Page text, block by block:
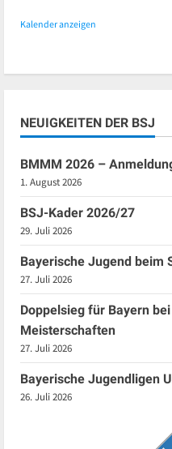
Kalender anzeigen
NEUIGKEITEN DER BSJ
BMMM 2026 –
1. August 2026
BSJ-Kader 2026/27
29. Juli 2026
Bayerische Jugend beim
27. Juli 2026
Doppelsieg für Bayern
Meisterschaften
27. Juli 2026
Bayerische Jugendligen
26. Juli 2026